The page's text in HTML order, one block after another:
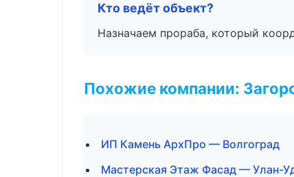
Кто ведёт объект?
Назначаем прораба, который
Похожие компании:
ИП Камень АрхПро — Волгоград
Мастерская Этаж Фасад — Улан-